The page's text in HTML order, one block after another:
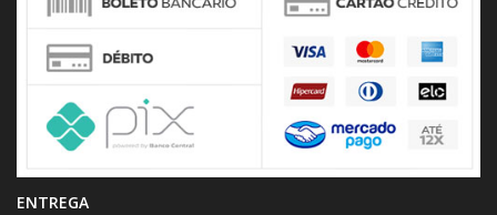
ENTREGA